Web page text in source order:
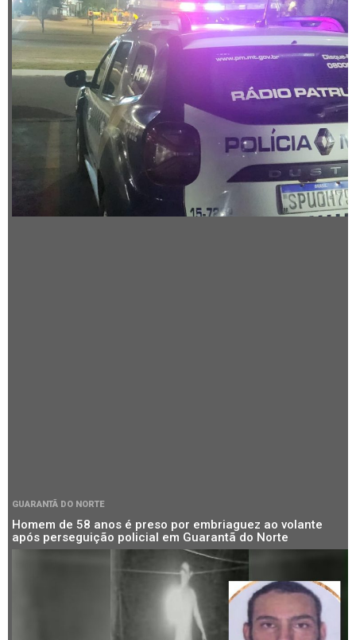
GUARANTÃ DO NORTE
Homem de 58 anos é preso por embriaguez ao volante
após perseguição policial em Guarantã do Norte